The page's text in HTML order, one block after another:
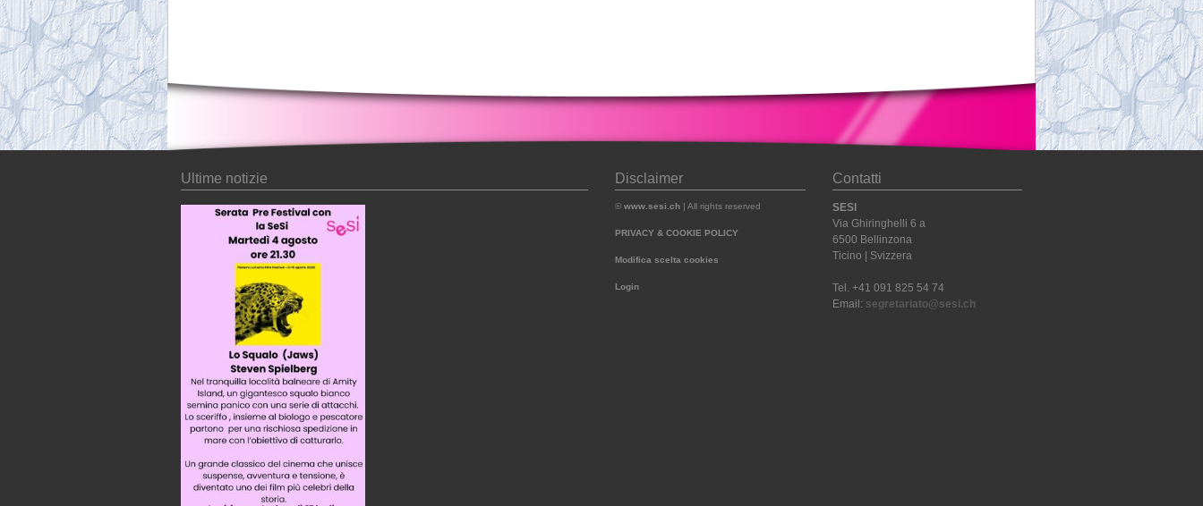
Ultime notizie Disclaimer
© www.sesi.ch | All rights reserved
PRIVACY & COOKIE POLICY
Modifica scelta cookies
Login
Contatti
SESI
Via Ghiringhelli 6 a
6500 Bellinzona
Ticino | Svizzera
Tel. +41 091 825 54 74
Email: segretariato@sesi.ch